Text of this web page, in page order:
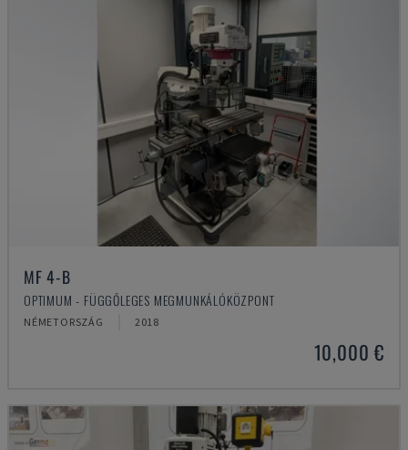
MF 4-B
OPTIMUM - FÜGGŐLEGES MEGMUNKÁLÓKÖZPONT
NÉMETORSZÁG 2018
10,000 €